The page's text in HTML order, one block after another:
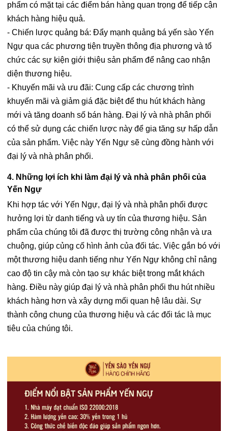
phẩm có mặt tại các điểm bán hàng quan trọng để tiếp cận
khách hàng hiệu quả.
- Chiến lược quảng bá: Đẩy mạnh quảng bá yến sào Yến
Ngự qua các phương tiện truyền thông địa phương và tổ
chức các sự kiện giới thiệu sản phẩm để nâng cao nhận
diện thương hiệu.
- Khuyến mãi và ưu đãi: Cung cấp các chương trình
khuyến mãi và giảm giá đặc biệt để thu hút khách hàng
mới và tăng doanh số bán hàng. Đại lý và nhà phân phối
có thể sử dụng các chiến lược này để gia tăng sự hấp dẫn
của sản phẩm. Việc này Yến Ngự sẽ cùng đồng hành với
đại lý và nhà phân phối.
4. Những lợi ích khi làm đại lý và nhà phân phối của
Yến Ngự
Khi hợp tác với Yến Ngự, đại lý và nhà phân phối được
hưởng lợi từ danh tiếng và uy tín của thương hiệu. Sản
phẩm của chúng tôi đã được thị trường công nhận và ưa
chuộng, giúp củng cố hình ảnh của đối tác. Việc gắn bó với
một thương hiệu danh tiếng như Yến Ngự không chỉ nâng
cao độ tin cậy mà còn tạo sự khác biệt trong mắt khách
hàng. Điều này giúp đại lý và nhà phân phối thu hút nhiều
khách hàng hơn và xây dựng mối quan hệ lâu dài. Sự
thành công chung của thương hiệu và các đối tác là mục
tiêu của chúng tôi.